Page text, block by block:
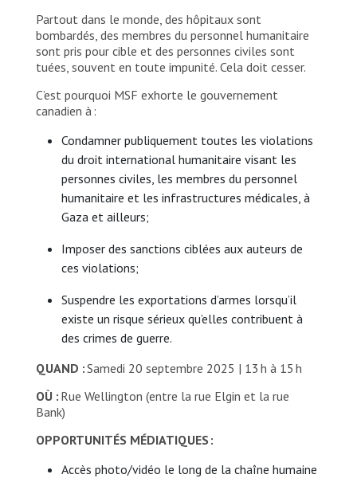
Partout dans le monde, des hôpitaux sont
bombardés, des membres du personnel humanitaire
sont pris pour cible et des personnes civiles sont
tuées, souvent en toute impunité. Cela doit cesser.
C’est pourquoi MSF exhorte le gouvernement
canadien à :
Condamner publiquement toutes les violations
du droit international humanitaire visant les
personnes civiles, les membres du personnel
humanitaire et les infrastructures médicales, à
Gaza et ailleurs;
Imposer des sanctions ciblées aux auteurs de
ces violations;
Suspendre les exportations d’armes lorsqu’il
existe un risque sérieux qu’elles contribuent à
des crimes de guerre.
QUAND :Samedi 20 septembre 2025 | 13 h à 15 h
OÙ : Rue Wellington (entre la rue Elgin et la rue
Bank)
OPPORTUNITÉS MÉDIATIQUES :
Accès photo/vidéo le long de la chaîne humaine